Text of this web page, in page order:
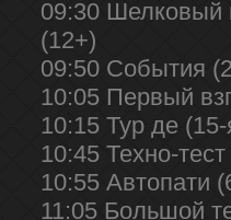
09:30 Шелковый
(12+)
09:50 События
10:05 Первый
10:15 Тур де
10:45 Техно-
10:55 Автопати
11:05 Большой